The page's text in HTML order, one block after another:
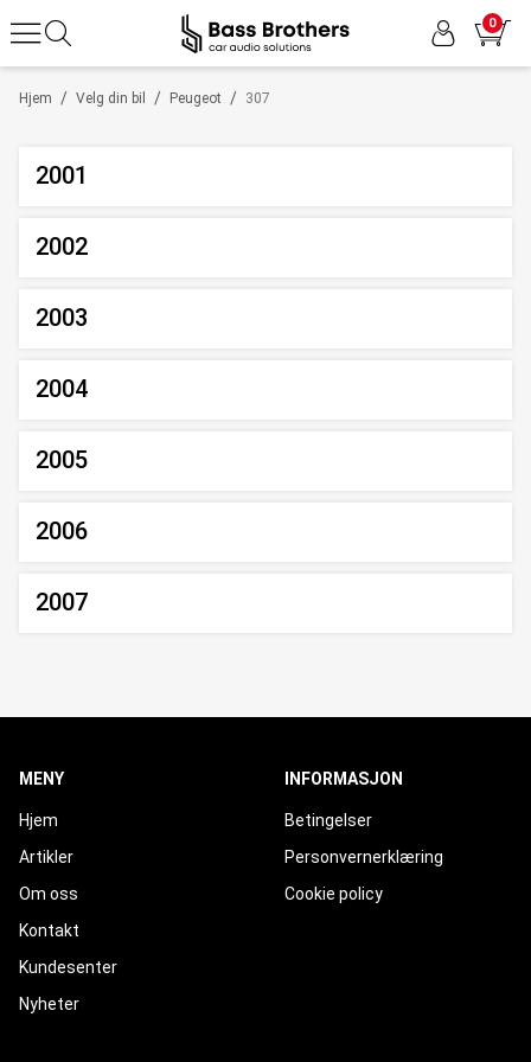
0
/
Hjem /
Velg din bil /
Peugeot 307
2001
2002
2003
2004
2005
2006
2007
MENY
Hjem
Artikler
Om oss
Kontakt
Kundesenter
Nyheter
INFORMASJON
Betingelser
Personvernerklæring
Cookie policy